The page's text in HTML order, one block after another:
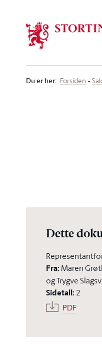
Du er her: Forsiden
Dette
Fra: Maren
og Trygve
Sidetall: 2
PDF